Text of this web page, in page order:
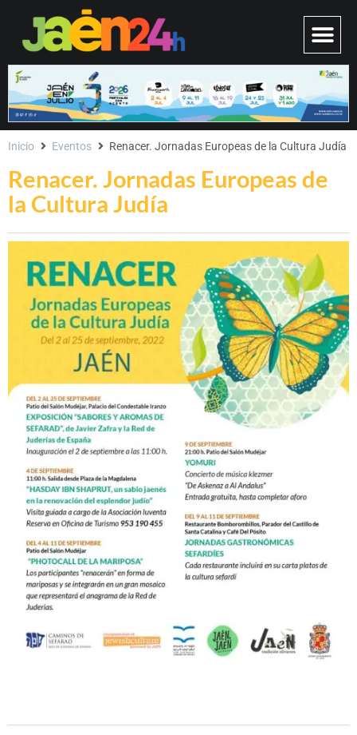
Renacer. Jornadas Europeas de
la Cultura Judía
Inicio Eventos Renacer. Jornadas Europeas de la Cultura Judía